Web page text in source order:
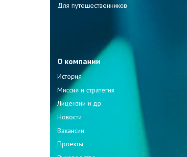
Для путешественников
О компании
История
Миссия и стратегия
Лицензии и др.
Новости
Вакансии
Проекты